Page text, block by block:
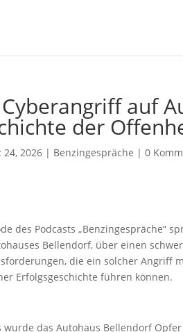
Cyberangriff auf
der
24, 2026 | Benzingespräche |0
des Podcasts „Benzingespräche“
Bellendorf, über einen
die ein solcher Angriff
Erfolgsgeschichte führen können.
wurde das Autohaus Bellendorf